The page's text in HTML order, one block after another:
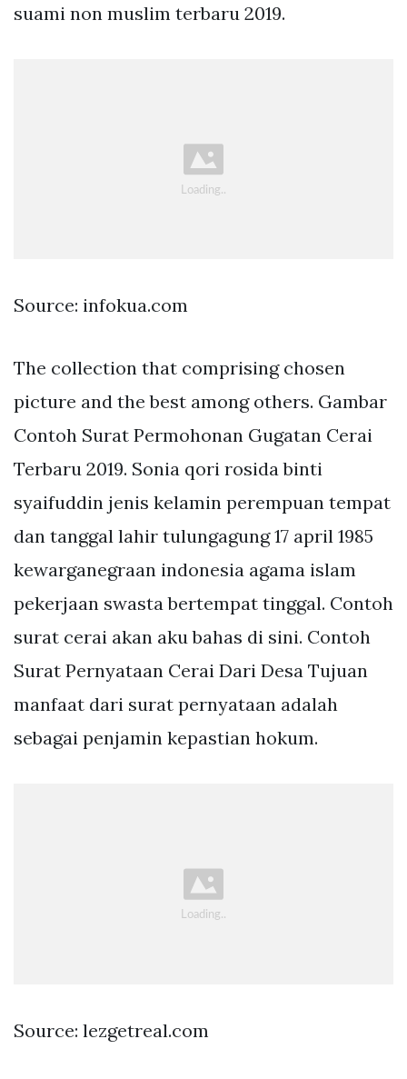
suami non muslim terbaru 2019.
Source: infokua.com
The collection that comprising chosen
picture and the best among others. Gambar
Contoh Surat Permohonan Gugatan Cerai
Terbaru 2019. Sonia qori rosida binti
syaifuddin jenis kelamin perempuan tempat
dan tanggal lahir tulungagung 17 april 1985
kewarganegraan indonesia agama islam
pekerjaan swasta bertempat tinggal. Contoh
surat cerai akan aku bahas di sini. Contoh
Surat Pernyataan Cerai Dari Desa Tujuan
manfaat dari surat pernyataan adalah
sebagai penjamin kepastian hokum.
Source: lezgetreal.com